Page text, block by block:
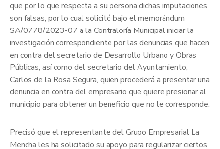
que por lo que respecta a su persona dichas imputaciones
son falsas, por lo cual solicitó bajo el memorándum
SA/0778/2023-07 a la Contraloría Municipal iniciar la
investigación correspondiente por las denuncias que hacen
en contra del secretario de Desarrollo Urbano y Obras
Públicas, así como del secretario del Ayuntamiento,
Carlos de la Rosa Segura, quien procederá a presentar una
denuncia en contra del empresario que quiere presionar al
municipio para obtener un beneficio que no le corresponde.
Precisó que el representante del Grupo Empresarial La
Mencha les ha solicitado su apoyo para regularizar ciertos